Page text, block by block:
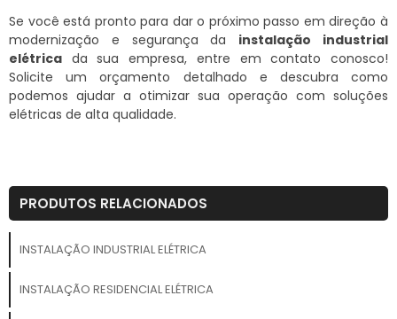
Se você está pronto para dar o próximo passo em direção à
modernização e segurança da instalação industrial
elétrica da sua empresa, entre em contato conosco!
Solicite um orçamento detalhado e descubra como
podemos ajudar a otimizar sua operação com soluções
elétricas de alta qualidade.
PRODUTOS RELACIONADOS
INSTALAÇÃO INDUSTRIAL ELÉTRICA
INSTALAÇÃO RESIDENCIAL ELÉTRICA